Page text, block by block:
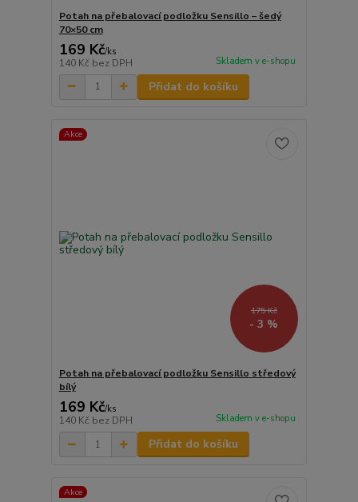
Potah na přebalovací podložku Sensillo – šedý
70×50 cm
169 Kč/ks
140 Kč bez DPH Skladem v e-shopu
Přidat do košíku
Akce
175 Kč
- 3 %
Potah na přebalovací podložku Sensillo středový
bílý
169 Kč/ks
140 Kč bez DPH Skladem v e-shopu
Přidat do košíku
Akce